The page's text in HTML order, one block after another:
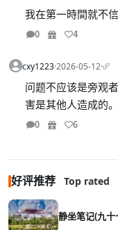
我在第一時間就不信
0 4
cxy1223·2026-05-12·
问题不应该是旁观
害是其他人造成的。
0 6
好评推荐 Top rated
静坐笔记(九十